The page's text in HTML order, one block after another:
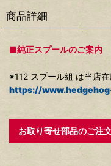
商品詳細
■純正スプールのご案内
※112 スプール組 は当店
https://
お取り寄せ部品のご注